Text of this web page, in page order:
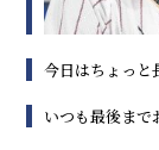
今日はちょっと
いつも最後まで